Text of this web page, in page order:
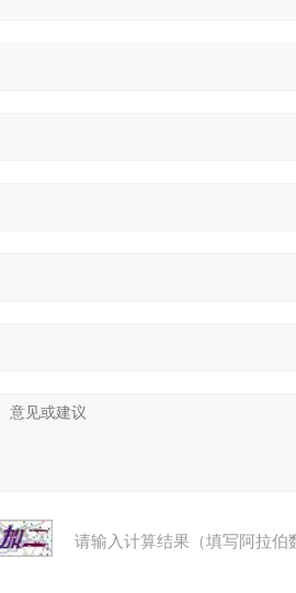
请输入计算结果（填写阿拉伯